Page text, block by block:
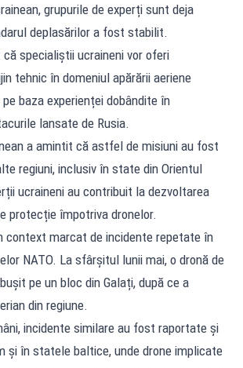
grupurile de experți sunt deja
deplasărilor a fost stabilit.
specialiștii ucraineni vor oferi
tehnic în domeniul apărării aeriene
baza experienței dobândite în
lansate de Rusia.
a amintit că astfel de misiuni au fost
regiuni, inclusiv în state din Orientul
ucraineni au contribuit la dezvoltarea
protecție împotriva dronelor.
context marcat de incidente repetate în
NATO. La sfârșitul lunii mai, o dronă de
pe un bloc din Galați, după ce a
din regiune.
incidente similare au fost raportate și
și în statele baltice, unde drone implicate